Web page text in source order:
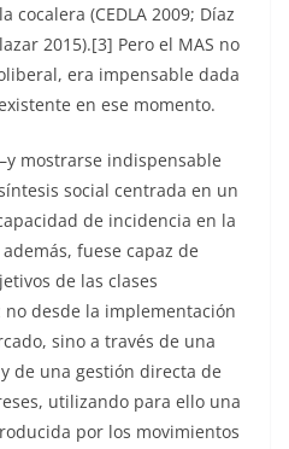
cocalera (CEDLA 2009; Díaz
2015).[3] Pero el MAS no
era impensable dada
en ese momento.
mostrarse indispensable
social centrada en un
de incidencia en la
fuese capaz de
de las clases
desde la implementación
sino a través de una
de una gestión directa de
utilizando para ello una
por los movimientos